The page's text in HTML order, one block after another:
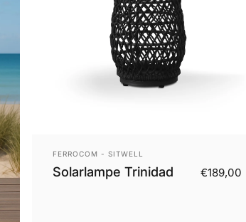
Anbieter:
FERROCOM - SITWELL
Solarlampe Trinidad €189,00